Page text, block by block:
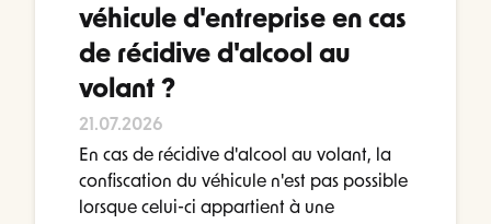
véhicule d'entreprise en cas
de récidive d'alcool au
volant ?
21.07.2026
En cas de récidive d'alcool au volant, la
confiscation du véhicule n'est pas possible
lorsque celui-ci appartient à une